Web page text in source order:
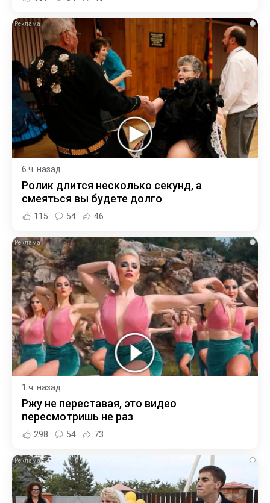
i
6 ч. назад
Ролик длится несколько секунд, а
смеяться вы будете долго
115 54 46
i
1 ч. назад
Ржу не переставая, это видео
пересмотришь не раз
298 54 73
i